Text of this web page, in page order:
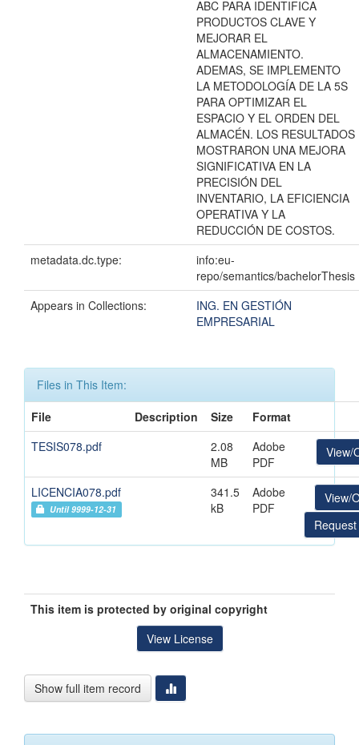
ABC PARA IDENTIFICA
PRODUCTOS CLAVE Y
MEJORAR EL
ALMACENAMIENTO.
ADEMAS, SE IMPLEMENTO
LA METODOLOGÍA DE LA 5S
PARA OPTIMIZAR EL
ESPACIO Y EL ORDEN DEL
ALMACÉN. LOS RESULTADOS
MOSTRARON UNA MEJORA
SIGNIFICATIVA EN LA
PRECISIÓN DEL
INVENTARIO, LA EFICIENCIA
OPERATIVA Y LA
REDUCCIÓN DE COSTOS.
metadata.dc.type:
info:eu-
repo/semantics/bachelorThesis
Appears in Collections:
ING. EN GESTIÓN
EMPRESARIAL
Files in This Item:
File
Description Size
Format
TESIS078.pdf
2.08
MB
Adobe
PDF
View/
LICENCIA078.pdf
Until 9999-12-31
341.5
kB
Adobe
PDF
View/
This item is protected by original copyright
View License
Show full item record